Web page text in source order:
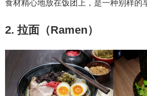
食材精心地放在饭团上，是一种别样的
2. 拉面（Ramen）